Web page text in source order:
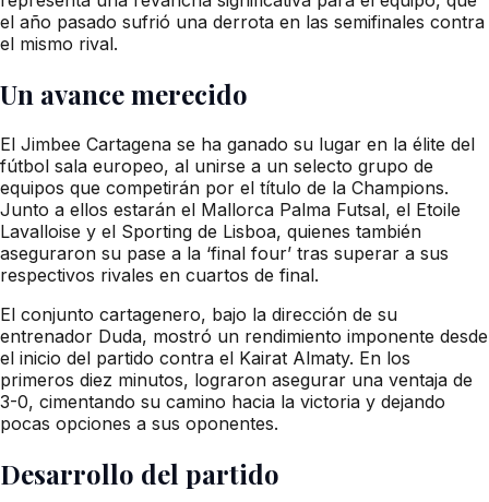
el año pasado sufrió una derrota en las semifinales contra
el mismo rival.
Un avance merecido
El Jimbee Cartagena se ha ganado su lugar en la élite del
fútbol sala europeo, al unirse a un selecto grupo de
equipos que competirán por el título de la Champions.
Junto a ellos estarán el Mallorca Palma Futsal, el Etoile
Lavalloise y el Sporting de Lisboa, quienes también
aseguraron su pase a la ‘final four’ tras superar a sus
respectivos rivales en cuartos de final.
El conjunto cartagenero, bajo la dirección de su
entrenador Duda, mostró un rendimiento imponente desde
el inicio del partido contra el Kairat Almaty. En los
primeros diez minutos, lograron asegurar una ventaja de
3-0, cimentando su camino hacia la victoria y dejando
pocas opciones a sus oponentes.
Desarrollo del partido